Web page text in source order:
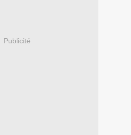
Publicité